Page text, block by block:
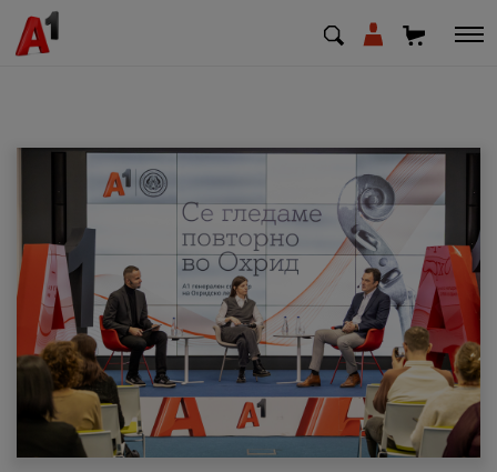
МК SQ
Приватни Деловни
Поддршка
Надополни кредит